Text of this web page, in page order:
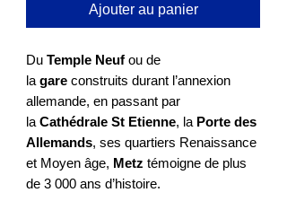
Ajouter au panier
Du Temple Neuf ou de
la gare construits durant l’annexion
allemande, en passant par
la Cathédrale St Etienne, la Porte des
Allemands, ses quartiers Renaissance
et Moyen âge, Metz témoigne de plus
de 3 000 ans d’histoire.